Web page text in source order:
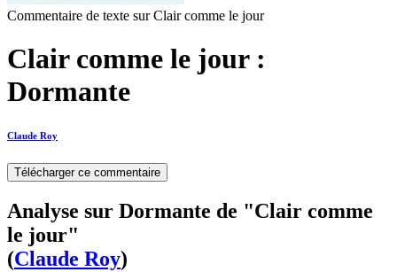
Commentaire de texte sur Clair comme le jour
Clair comme le jour :
Dormante
Claude Roy
Télécharger ce commentaire
Analyse sur Dormante de "Clair comme
le jour"
(Claude Roy)